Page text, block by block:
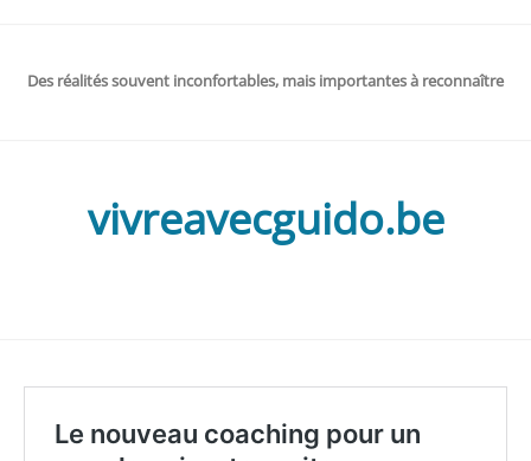
Des réalités souvent inconfortables, mais importantes à reconnaître
vivreavecguido.be